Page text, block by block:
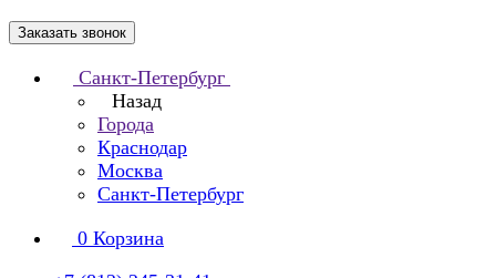
Заказать звонок
Санкт-Петербург
Назад
Города
Краснодар
Москва
Санкт-Петербург
0 Корзина